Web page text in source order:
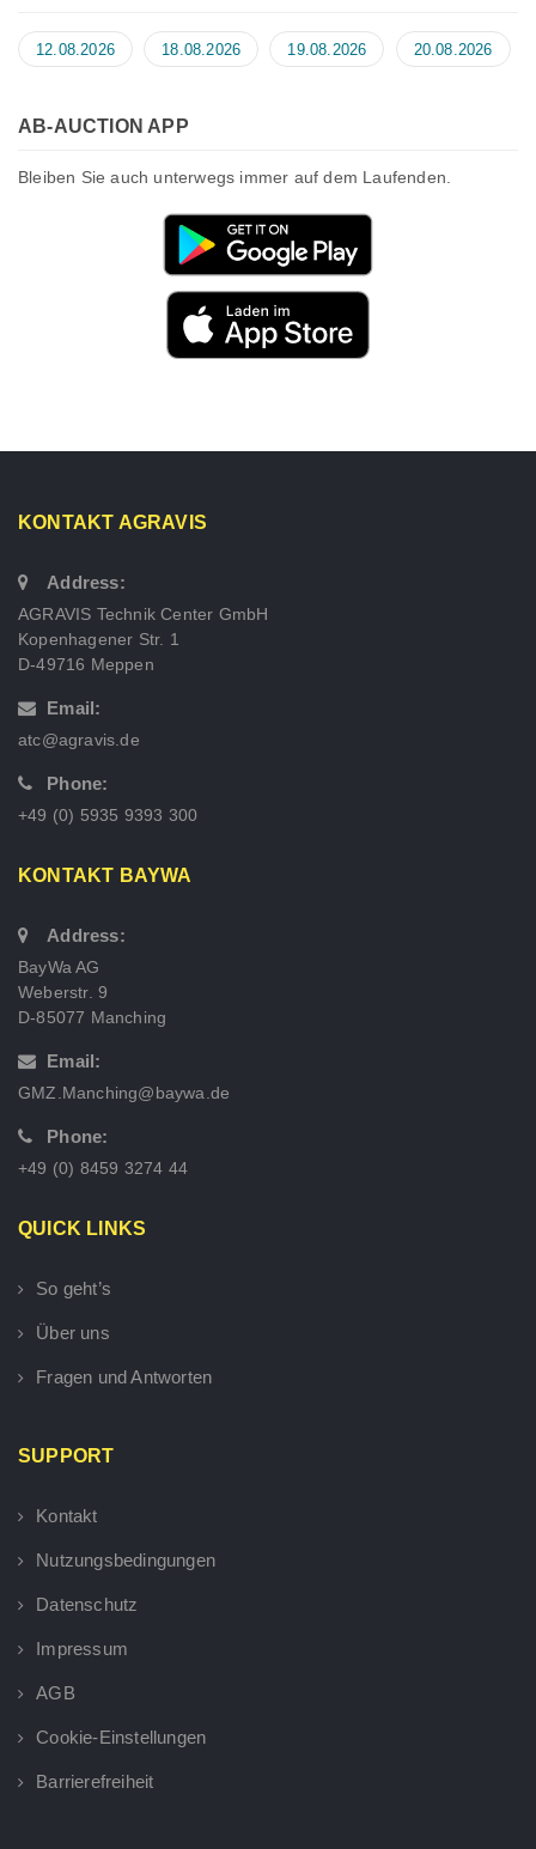
12.08.2026 18.08.2026 19.08.2026 20.08.2026
AB-AUCTION APP
Bleiben Sie auch unterwegs immer auf dem Laufenden.
KONTAKT AGRAVIS
Address:
AGRAVIS Technik Center GmbH
Kopenhagener Str. 1
D-49716 Meppen
Email:
atc@agravis.de
Phone:
+49 (0) 5935 9393 300
KONTAKT BAYWA
Address:
BayWa AG
Weberstr. 9
D-85077 Manching
Email:
GMZ.Manching@baywa.de
Phone:
+49 (0) 8459 3274 44
QUICK LINKS
So geht’s
Über uns
Fragen und Antworten
SUPPORT
Kontakt
Nutzungsbedingungen
Datenschutz
Impressum
AGB
Cookie-Einstellungen
Barrierefreiheit